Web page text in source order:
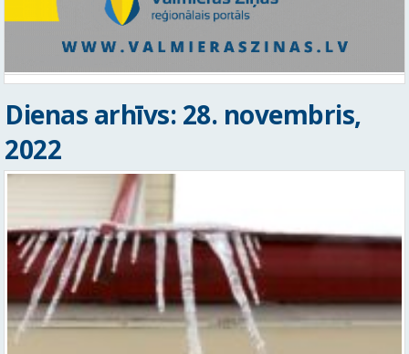
Dienas arhīvs: 28. novembris,
2022